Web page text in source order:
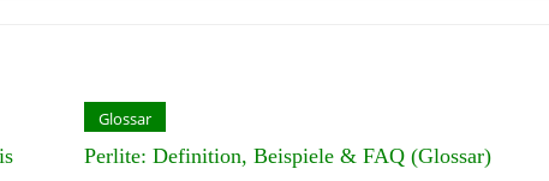
Glossar
Perlite: Definition, Beispiele & FAQ (Glossar)